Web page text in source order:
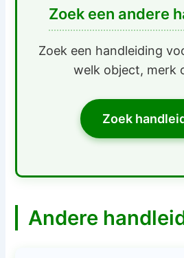
Zoek een andere
Zoek een handleiding
welk object, merk
Zoek
Andere